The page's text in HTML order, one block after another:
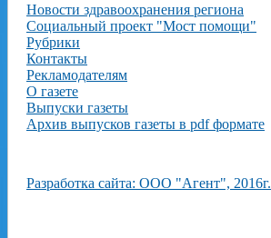
Новости здравоохранения региона
Социальный проект "Мост помощи"
Рубрики
Контакты
Рекламодателям
О газете
Выпуски газеты
Архив выпусков газеты в pdf формате
Разработка сайта: ООО "Агент", 2016г.